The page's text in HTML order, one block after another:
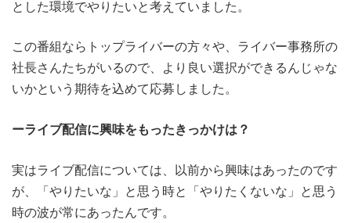
とした環境でやりたいと考えていました。
この番組ならトップライバーの方々や、ライバー事務所の
社長さんたちがいるので、より良い選択ができるんじゃな
いかという期待を込めて応募しました。
ーライブ配信に興味をもったきっかけは？
実はライブ配信については、以前から興味はあったのです
が、「やりたいな」と思う時と「やりたくないな」と思う
時の波が常にあったんです。